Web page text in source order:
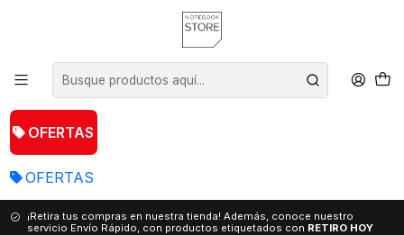
OFERTAS
OFERTAS
¡Retira tus compras en nuestra tienda! Además, conoce nuestro
servicio Envío Rápido, con productos etiquetados con RETIRO HOY